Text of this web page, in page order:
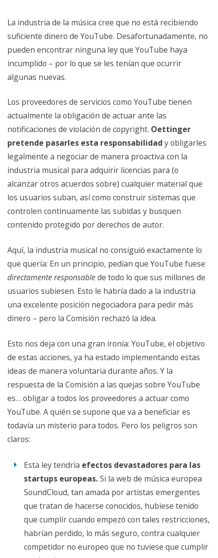
La industria de la música cree que no está recibiendo
suficiente dinero de YouTube. Desafortunadamente, no
pueden encontrar ninguna ley que YouTube haya
incumplido – por lo que se les tenían que ocurrir
algunas nuevas.
Los proveedores de servicios como YouTube tienen
actualmente la obligación de actuar ante las
notificaciones de violación de copyright. Oettinger
pretende pasarles esta responsabilidad y obligarles
legalmente a negociar de manera proactiva con la
industria musical para adquirir licencias para (o
alcanzar otros acuerdos sobre) cualquier material que
los usuarios suban, así como construir sistemas que
controlen continuamente las subidas y busquen
contenido protegido por derechos de autor.
Aquí, la industria musical no consiguió exactamente lo
que quería: En un principio, pedían que YouTube fuese
directamente responsablede todo lo que sus millones de
usuarios subiesen. Esto le habría dado a la industria
una excelente posición negociadora para pedir más
dinero – pero la Comisión rechazó la idea.
Esto nos deja con una gran ironía: YouTube, el objetivo
de estas acciones, ya ha estado implementando estas
ideas de manera voluntaria durante años. Y la
respuesta de la Comisión a las quejas sobre YouTube
es… obligar a todos los proveedores a actuar como
YouTube. A quién se supone que va a beneficiar es
todavía un misterio para todos. Pero los peligros son
claros:
Esta ley tendría efectos devastadores para las
startups europeas.Si la web de música europea
SoundCloud, tan amada por artistas emergentes
que tratan de hacerse conocidos, hubiese tenido
que cumplir cuando empezó con tales restricciones,
habrían perdido, lo más seguro, contra cualquier
competidor no europeo que no tuviese que cumplir